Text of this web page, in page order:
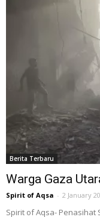
Berita Terbaru
Warga Gaza
Spirit of Aqsa - 2 January
Spirit of Aqsa- Penasihat